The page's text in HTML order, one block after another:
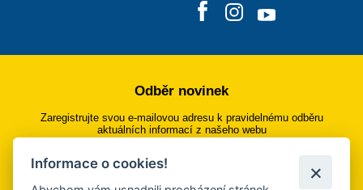
Odběr novinek
Zaregistrujte svou e-mailovou adresu k pravidelnému odběru
aktuálních informací z našeho webu
Přihlásit se k odběru
Informace o cookies!